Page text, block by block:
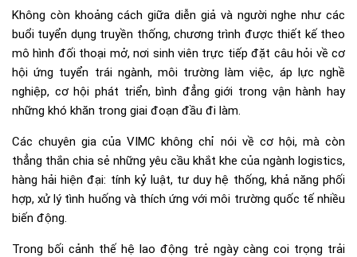
Không còn khoảng cách giữa diễn giả và người nghe như các
buổi tuyển dụng truyền thống, chương trình được thiết kế theo
mô hình đối thoại mở, nơi sinh viên trực tiếp đặt câu hỏi về cơ
hội ứng tuyển trái ngành, môi trường làm việc, áp lực nghề
nghiệp, cơ hội phát triển, bình đẳng giới trong vận hành hay
những khó khăn trong giai đoạn đầu đi làm.
Các chuyên gia của VIMC không chỉ nói về cơ hội, mà còn
thẳng thắn chia sẻ những yêu cầu khắt khe của ngành logistics,
hàng hải hiện đại: tính kỷ luật, tư duy hệ thống, khả năng phối
hợp, xử lý tình huống và thích ứng với môi trường quốc tế nhiều
biến động.
Trong bối cảnh thế hệ lao động trẻ ngày càng coi trọng trải